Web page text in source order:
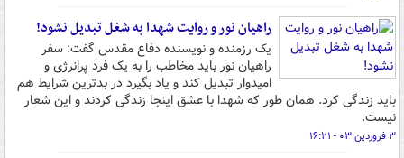
راهیان نور و روایت شهدا به شغل تبدیل نشود!
یک رزمنده و نویسنده دفاع مقدس گفت: سفر
راهیان نور باید مخاطب را به یک فرد پرانرژی و
امیدوار تبدیل کند و یاد بگیرد در بدترین شرایط هم
باید زندگی کرد. همان طور که شهدا با عشق اینجا زندگی کردند و این شعار
نیست.
۳ فروردین ۰۳ - ۱۶:۲۱